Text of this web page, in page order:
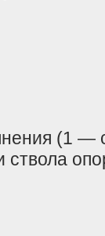
(1 —
ствола